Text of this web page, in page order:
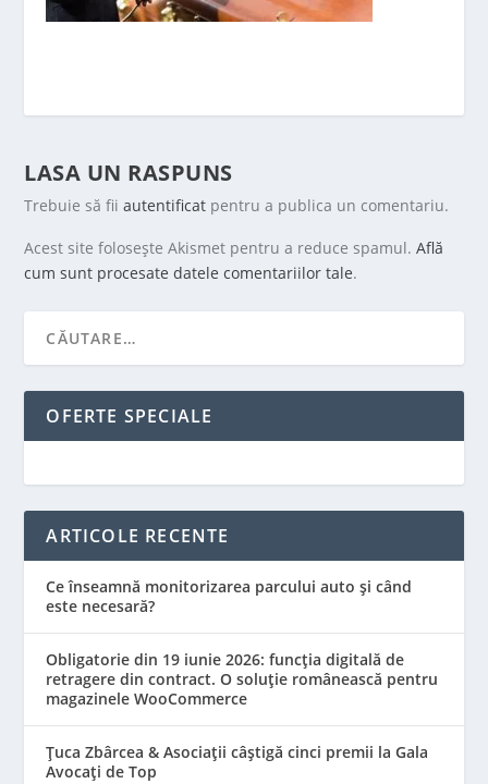
LASA UN RASPUNS
Trebuie să fiiautentificat pentru a publica un comentariu.
Acest site folosește Akismet pentru a reduce spamul.Află
cum sunt procesate datele comentariilor tale.
OFERTE SPECIALE
ARTICOLE RECENTE
Ce înseamnă monitorizarea parcului auto și când
este necesară?
Obligatorie din 19 iunie 2026: funcția digitală de
retragere din contract. O soluție românească pentru
magazinele WooCommerce
Țuca Zbârcea & Asociații câștigă cinci premii la Gala
Avocați de Top